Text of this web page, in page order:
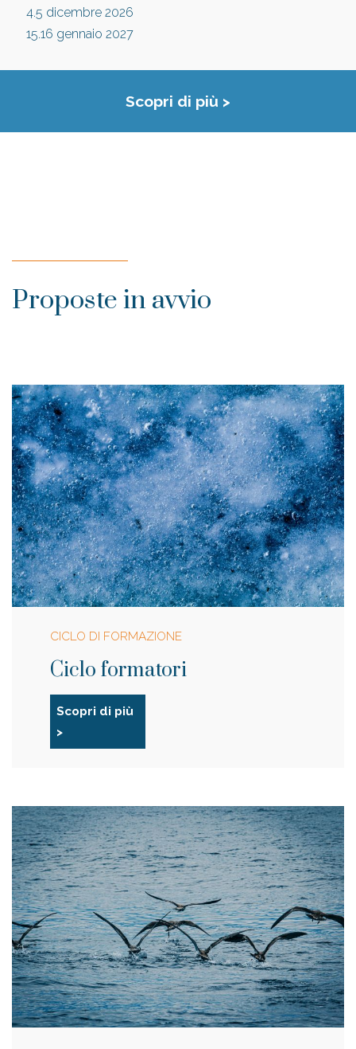
4.5 dicembre 2026
15.16 gennaio 2027
Scopri di più >
Proposte in avvio
CICLO DI FORMAZIONE
Ciclo formatori
Scopri di più
>